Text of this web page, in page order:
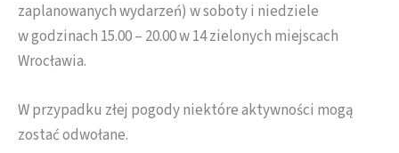
zaplanowanych wydarzeń) w soboty i niedziele
w godzinach 15.00 – 20.00 w 14 zielonych miejscach
Wrocławia.
W przypadku złej pogody niektóre aktywności mogą
zostać odwołane.